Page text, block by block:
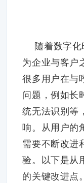
随着数字
为企业与客户
很多用户在与
问题，例如长
统无法识别等
响。从用户的
需要不断改进
验。以下是从
的关键改进点。